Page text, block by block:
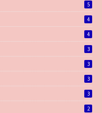
5
4
4
3
3
3
3
2